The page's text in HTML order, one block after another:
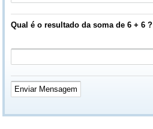
Qual é o resultado da soma de 6 + 6 ?